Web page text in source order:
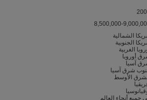
8,500,000-
الشمالية
الجنوبية
الغربية
أوروبا
آسيا
شرق آسيا
الأوسط
جميع أنحاء العالم